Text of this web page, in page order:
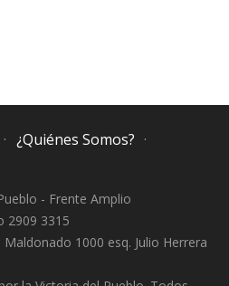
¿Quiénes Somos?
- Frente Amplio
2909 3315
1000 esq. Julio Herrera